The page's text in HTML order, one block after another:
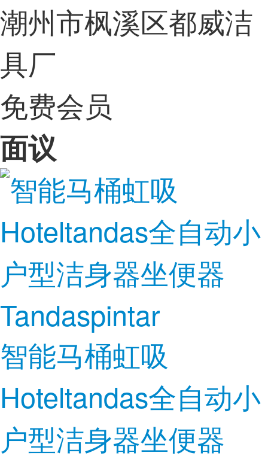
潮州市枫溪区都威洁
具厂
免费会员
面议
智能马桶虹吸
Hoteltandas全自动小
户型洁身器坐便器